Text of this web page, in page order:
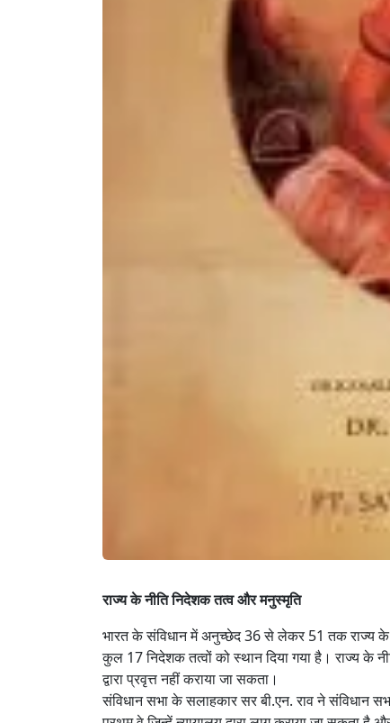
राज्य के नीति निदेशक तत्व और मनुस्मृति
भारत के संविधान में अनुच्छेद 36 से लेकर 51 तक राज्य के
कुल 17 निदेशक तत्वों को स्थान दिया गया है। राज्य के
द्वारा प्रवृत्त नहीं कराया जा सकता।
संविधान सभा के सलाहकार सर बी.एन. राव ने संविधान सभा